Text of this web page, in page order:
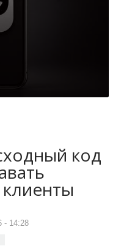
код
- 14:28